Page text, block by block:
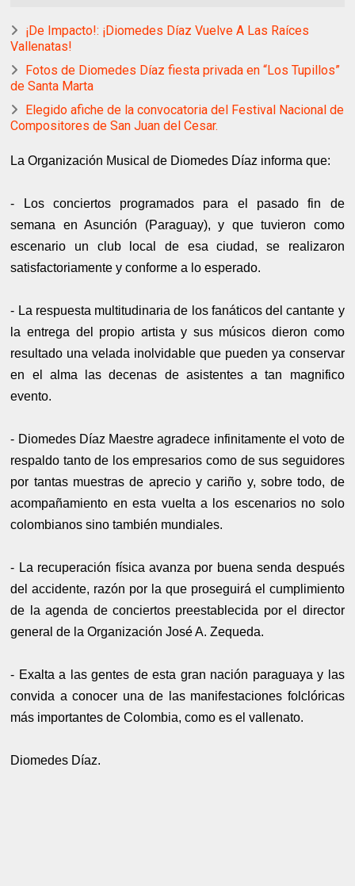
¡De Impacto!: ¡Diomedes Díaz Vuelve A Las Raíces
Vallenatas!
Fotos de Diomedes Díaz fiesta privada en “Los Tupillos”
de Santa Marta
Elegido afiche de la convocatoria del Festival Nacional de
Compositores de San Juan del Cesar.
La Organización Musical de Diomedes Díaz informa que:
- Los conciertos programados para el pasado fin de
semana en Asunción (Paraguay), y que tuvieron como
escenario un club local de esa ciudad, se realizaron
satisfactoriamente y conforme a lo esperado.
- La respuesta multitudinaria de los fanáticos del cantante y
la entrega del propio artista y sus músicos dieron como
resultado una velada inolvidable que pueden ya conservar
en el alma las decenas de asistentes a tan magnifico
evento.
- Diomedes Díaz Maestre agradece infinitamente el voto de
respaldo tanto de los empresarios como de sus seguidores
por tantas muestras de aprecio y cariño y, sobre todo, de
acompañamiento en esta vuelta a los escenarios no solo
colombianos sino también mundiales.
- La recuperación física avanza por buena senda después
del accidente, razón por la que proseguirá el cumplimiento
de la agenda de conciertos preestablecida por el director
general de la Organización José A. Zequeda.
- Exalta a las gentes de esta gran nación paraguaya y las
convida a conocer una de las manifestaciones folclóricas
más importantes de Colombia, como es el vallenato.
Diomedes Díaz.